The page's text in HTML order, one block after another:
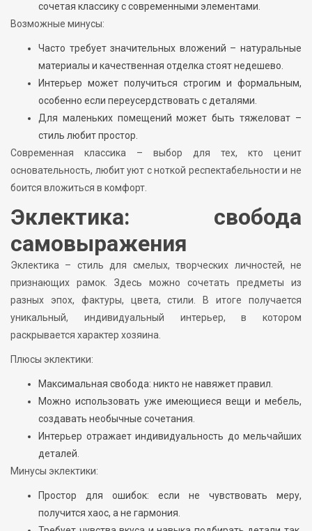
сочетая классику с современными элементами.
Возможные минусы:
Часто требует значительных вложений – натуральные
материалы и качественная отделка стоят недешево.
Интерьер может получиться строгим и формальным,
особенно если переусердствовать с деталями.
Для маленьких помещений может быть тяжеловат –
стиль любит простор.
Современная классика – выбор для тех, кто ценит
основательность, любит уют с ноткой респектабельности и не
боится вложиться в комфорт.
Эклектика: свобода
самовыражения
Эклектика – стиль для смелых, творческих личностей, не
признающих рамок. Здесь можно сочетать предметы из
разных эпох, фактуры, цвета, стили. В итоге получается
уникальный, индивидуальный интерьер, в котором
раскрывается характер хозяина.
Плюсы эклектики:
Максимальная свобода: никто не навяжет правил.
Можно использовать уже имеющиеся вещи и мебель,
создавать необычные сочетания.
Интерьер отражает индивидуальность до мельчайших
деталей.
Минусы эклектики:
Простор для ошибок: если не чувствовать меру,
получится хаос, а не гармония.